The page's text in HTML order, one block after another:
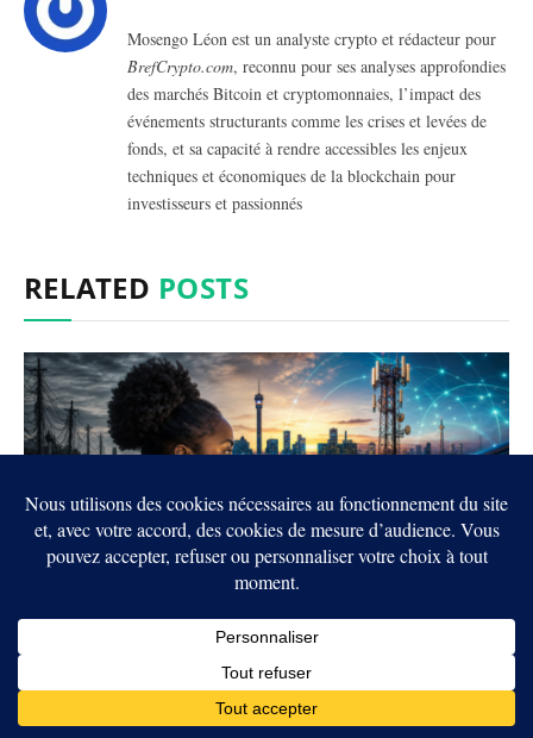
Mosengo Léon est un analyste crypto et rédacteur pour
BrefCrypto.com, reconnu pour ses analyses approfondies
des marchés Bitcoin et cryptomonnaies, l’impact des
événements structurants comme les crises et levées de
fonds, et sa capacité à rendre accessibles les enjeux
techniques et économiques de la blockchain pour
investisseurs et passionnés
RELATED POSTS
désormais 62 % des revenus de Telkom
5 AOÛT 2026